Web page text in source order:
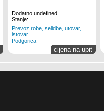
Dodatno undefined
Stanje:
Prevoz robe, selidbe, utovar,
istovar
Podgorica
cijena na upit